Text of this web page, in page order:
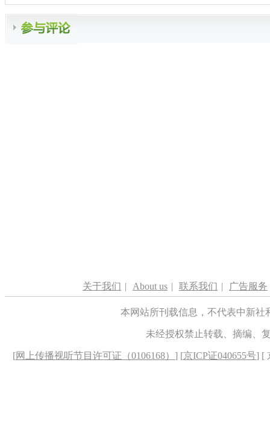
关于我们 | About us | 联系我们 | 广告服务
本网站所刊载信息，不代表中新
未经授权禁止转载、摘编、
[网上传播视听节目许可证（0106168） ] [京ICP证040655号] [